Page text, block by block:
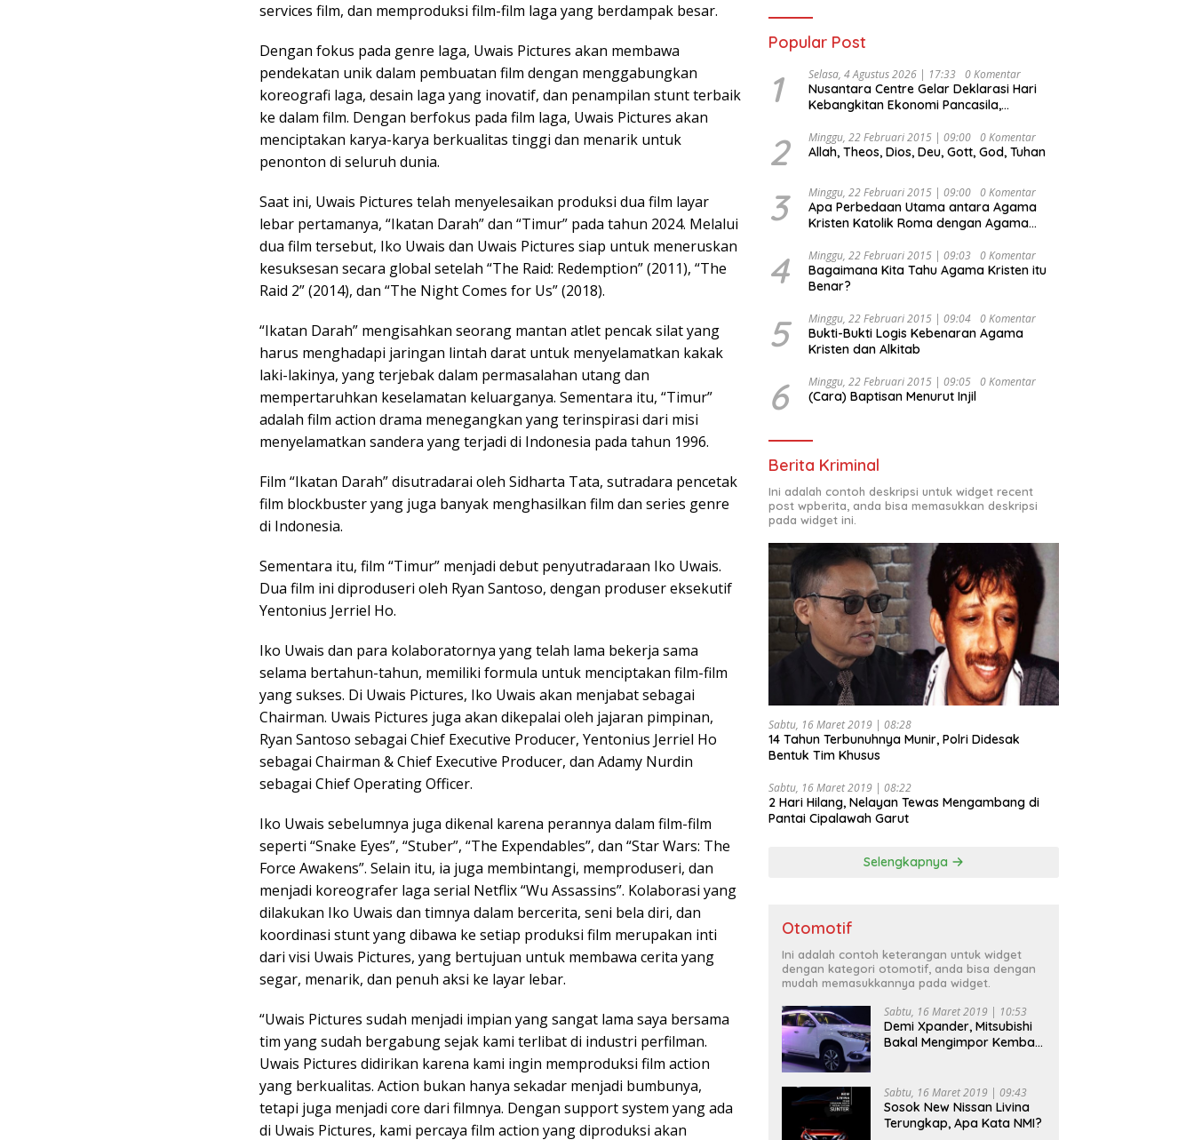
services film, dan memproduksi film-film laga yang berdampak besar.
Dengan fokus pada genre laga, Uwais Pictures akan membawa
pendekatan unik dalam pembuatan film dengan menggabungkan
koreografi laga, desain laga yang inovatif, dan penampilan stunt terbaik
ke dalam film. Dengan berfokus pada film laga, Uwais Pictures akan
menciptakan karya-karya berkualitas tinggi dan menarik untuk
penonton di seluruh dunia.
Saat ini, Uwais Pictures telah menyelesaikan produksi dua film layar
lebar pertamanya, “Ikatan Darah” dan “Timur” pada tahun 2024. Melalui
dua film tersebut, Iko Uwais dan Uwais Pictures siap untuk meneruskan
kesuksesan secara global setelah “The Raid: Redemption” (2011), “The
Raid 2” (2014), dan “The Night Comes for Us” (2018).
“Ikatan Darah” mengisahkan seorang mantan atlet pencak silat yang
harus menghadapi jaringan lintah darat untuk menyelamatkan kakak
laki-lakinya, yang terjebak dalam permasalahan utang dan
mempertaruhkan keselamatan keluarganya. Sementara itu, “Timur”
adalah film action drama menegangkan yang terinspirasi dari misi
menyelamatkan sandera yang terjadi di Indonesia pada tahun 1996.
Film “Ikatan Darah” disutradarai oleh Sidharta Tata, sutradara pencetak
film blockbuster yang juga banyak menghasilkan film dan series genre
di Indonesia.
Sementara itu, film “Timur” menjadi debut penyutradaraan Iko Uwais.
Dua film ini diproduseri oleh Ryan Santoso, dengan produser eksekutif
Yentonius Jerriel Ho.
Iko Uwais dan para kolaboratornya yang telah lama bekerja sama
selama bertahun-tahun, memiliki formula untuk menciptakan film-film
yang sukses. Di Uwais Pictures, Iko Uwais akan menjabat sebagai
Chairman. Uwais Pictures juga akan dikepalai oleh jajaran pimpinan,
Ryan Santoso sebagai Chief Executive Producer, Yentonius Jerriel Ho
sebagai Chairman & Chief Executive Producer, dan Adamy Nurdin
sebagai Chief Operating Officer.
Iko Uwais sebelumnya juga dikenal karena perannya dalam film-film
seperti “Snake Eyes”, “Stuber”, “The Expendables”, dan “Star Wars: The
Force Awakens”. Selain itu, ia juga membintangi, memproduseri, dan
menjadi koreografer laga serial Netflix “Wu Assassins”. Kolaborasi yang
dilakukan Iko Uwais dan timnya dalam bercerita, seni bela diri, dan
koordinasi stunt yang dibawa ke setiap produksi film merupakan inti
dari visi Uwais Pictures, yang bertujuan untuk membawa cerita yang
segar, menarik, dan penuh aksi ke layar lebar.
“Uwais Pictures sudah menjadi impian yang sangat lama saya bersama
tim yang sudah bergabung sejak kami terlibat di industri perfilman.
Uwais Pictures didirikan karena kami ingin memproduksi film action
yang berkualitas. Action bukan hanya sekadar menjadi bumbunya,
tetapi juga menjadi core dari filmnya. Dengan support system yang ada
di Uwais Pictures, kami percaya film action yang diproduksi akan
Popular Post
1 Selasa, 4 Agustus 2026 | 17:33 0 Komentar
Nusantara Centre Gelar Deklarasi Hari
Kebangkitan Ekonomi Pancasila,
Djojohadikusumo Anti Penjajahan
(Pergolakan Ekonomi Politik Indonesia) &
Undang Perekonomian Nasional dan
Kesejahteraan Sosial dalam Menata
Bangsa Menuju Indonesia Emas 2045”,
2 Minggu, 22 Februari 2015 | 09:00 0 Komentar
Allah, Theos, Dios, Deu, Gott, God, Tuhan
3 Minggu, 22 Februari 2015 | 09:00 0 Komentar
Apa Perbedaan Utama antara Agama
Kristen Katolik Roma dengan Agama
4 Minggu, 22 Februari 2015 | 09:03 0 Komentar
Bagaimana Kita Tahu Agama Kristen itu
Benar?
5 Minggu, 22 Februari 2015 | 09:04 0 Komentar
Bukti-Bukti Logis Kebenaran Agama
Kristen dan Alkitab
6 Minggu, 22 Februari 2015 | 09:05 0 Komentar
(Cara) Baptisan Menurut Injil
Berita Kriminal
Ini adalah contoh deskripsi untuk widget recent
post wpberita, anda bisa memasukkan deskripsi
pada widget ini.
Sabtu, 16 Maret 2019 | 08:28
14 Tahun Terbunuhnya Munir, Polri Didesak
Bentuk Tim Khusus
Sabtu, 16 Maret 2019 | 08:22
2 Hari Hilang, Nelayan Tewas Mengambang di
Pantai Cipalawah Garut
Selengkapnya
Otomotif
Ini adalah contoh keterangan untuk widget
dengan kategori otomotif, anda bisa dengan
mudah memasukkannya pada widget.
Sabtu, 16 Maret 2019 | 10:53
Demi Xpander, Mitsubishi
Bakal Mengimpor Kembali
Sabtu, 16 Maret 2019 | 09:43
Sosok New Nissan Livina
Terungkap, Apa Kata NMI?